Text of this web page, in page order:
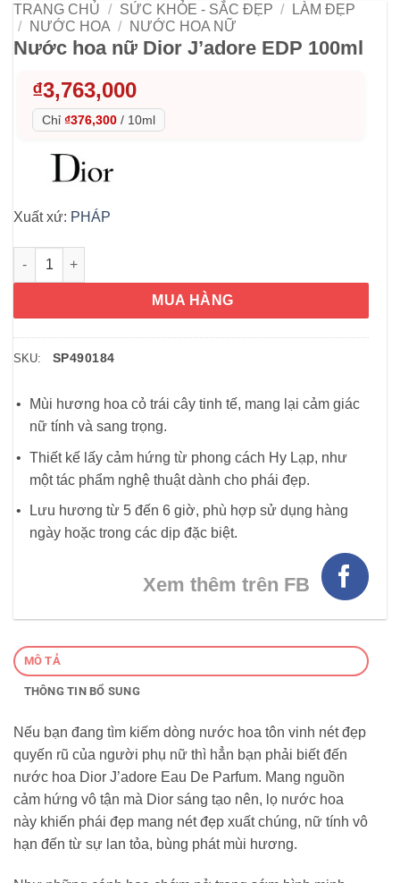
TRANG CHỦ / SỨC KHỎE - SẮC ĐẸP /
LÀM ĐẸP
/
NƯỚC HOA / NƯỚC HOA NỮ
Nước hoa nữ Dior J’adore EDP 100ml
₫3,763,000
Chỉ ₫376,300 / 10ml
Xuất xứ: PHÁP
Nước hoa nữ Dior J’adore EDP 100ml số lượng
MUA HÀNG
SKU: SP490184
Mùi hương hoa cỏ trái cây tinh tế, mang lại cảm giác
nữ tính và sang trọng.
Thiết kế lấy cảm hứng từ phong cách Hy Lạp, như
một tác phẩm nghệ thuật dành cho phái đẹp.
Lưu hương từ 5 đến 6 giờ, phù hợp sử dụng hàng
ngày hoặc trong các dịp đặc biệt.
Xem thêm trên FB
MÔ TẢ
THÔNG TIN BỔ SUNG
Nếu bạn đang tìm kiếm dòng nước hoa tôn vinh nét đẹp
quyến rũ của người phụ nữ thì hẳn bạn phải biết đến
nước hoa Dior J’adore Eau De Parfum. Mang nguồn
cảm hứng vô tận mà Dior sáng tạo nên, lọ nước hoa
này khiến phái đẹp mang nét đẹp xuất chúng, nữ tính vô
hạn đến từ sự lan tỏa, bùng phát mùi hương.